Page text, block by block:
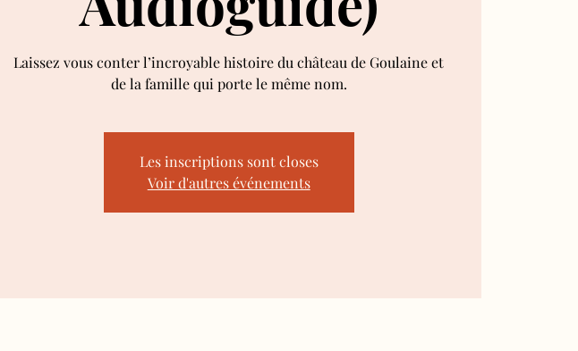
Laissez vous conter l’incroyable histoire du château de Goulaine et
de la famille qui porte le même nom.
Les inscriptions sont closes
Voir d'autres événements